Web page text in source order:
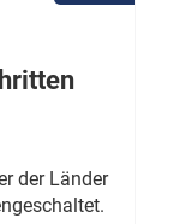
der Länder